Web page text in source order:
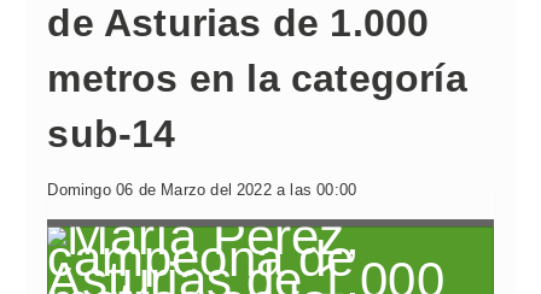
de Asturias de 1.000
metros en la categoría
sub-14
Domingo 06 de Marzo del 2022 a las 00:00